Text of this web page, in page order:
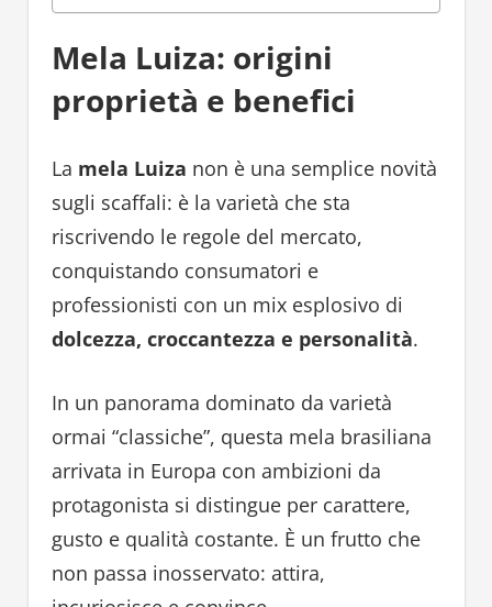
Mela Luiza: origini
proprietà e benefici
La mela Luiza non è una semplice novità
sugli scaffali: è la varietà che sta
riscrivendo le regole del mercato,
conquistando consumatori e
professionisti con un mix esplosivo di
dolcezza, croccantezza e personalità.
In un panorama dominato da varietà
ormai “classiche”, questa mela brasiliana
arrivata in Europa con ambizioni da
protagonista si distingue per carattere,
gusto e qualità costante. È un frutto che
non passa inosservato: attira,